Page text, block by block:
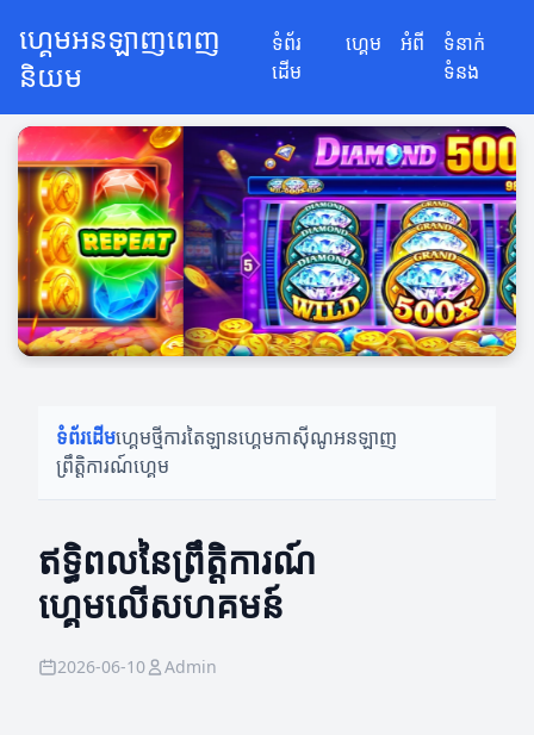
ហ្គេមអនឡាញពេញ
និយម
ទំព័រ
ដើម
ហ្គេម អំពី
ទំនាក់
ទំនង
ទំព័រដើមហ្គេមថ្មីការតៃឡានហ្គេមកាស៊ីណូអនឡាញ
ព្រឹត្តិការណ៍ហ្គេម
ឥទ្ធិពលនៃព្រឹត្តិការណ៍
ហ្គេមលើសហគមន៍
2026-06-10 Admin